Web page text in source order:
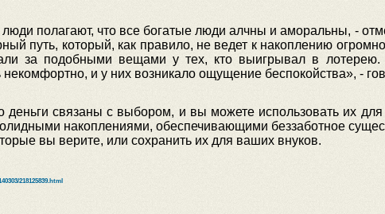
полагают, что все богатые люди алчны и аморальны, -
путь, который, как правило, не ведет к накоплению
за подобными вещами у тех, кто выигрывал в лотерею.
некомфортно, и у них возникало ощущение беспокойства», -
деньги связаны с выбором, и вы можете использовать их
накоплениями, обеспечивающими беззаботное
вы верите, или сохранить их для ваших внуков.
218125839.html